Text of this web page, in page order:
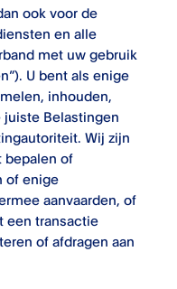
ook voor de
en alle
met uw gebruik
U bent als enige
inhouden,
juiste Belastingen
Wij zijn
bepalen of
of enige
aanvaarden, of
een transactie
of afdragen aan